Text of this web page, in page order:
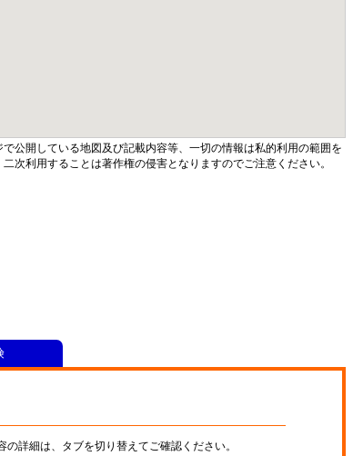
で公開している地図及び記載内容等、一切の情報は私的利用の範囲を
次利用することは著作権の侵害となりますのでご注意ください。
詳細は、タブを切り替えてご確認ください。